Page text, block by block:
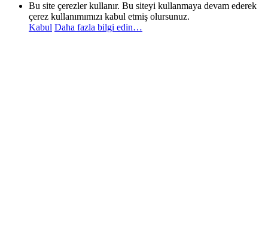
Bu site çerezler kullanır. Bu siteyi kullanmaya devam ederek
çerez kullanımımızı kabul etmiş olursunuz.
Kabul Daha fazla bilgi edin…